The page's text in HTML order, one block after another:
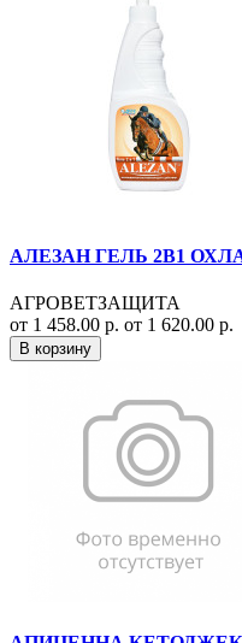
АЛЕЗАН ГЕЛЬ 2В1
АГРОВЕТЗАЩИТА
от 1 458.00 р. от 1 620.00 р.
В корзину